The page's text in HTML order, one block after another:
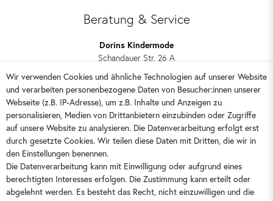
Beratung & Service
Dorins Kindermode
Schandauer Str. 26 A
01309 Dresden
0351 28708090
kontakt@dorins-kindermode.de
Sie erreichen uns: Montag - Freitag 9 - 16 Uhr
Wir verwenden Cookies und ähnliche Technologien auf unserer Website
und verarbeiten personenbezogene Daten von Besucher:innen unserer
Webseite (z.B. IP-Adresse), um z.B. Inhalte und Anzeigen zu
personalisieren, Medien von Drittanbietern einzubinden oder Zugriffe
auf unsere Website zu analysieren. Die Datenverarbeitung erfolgt erst
durch gesetzte Cookies. Wir teilen diese Daten mit Dritten, die wir in
den Einstellungen benennen.
Die Datenverarbeitung kann mit Einwilligung oder aufgrund eines
berechtigten Interesses erfolgen. Die Zustimmung kann erteilt oder
abgelehnt werden. Es besteht das Recht, nicht einzuwilligen und die